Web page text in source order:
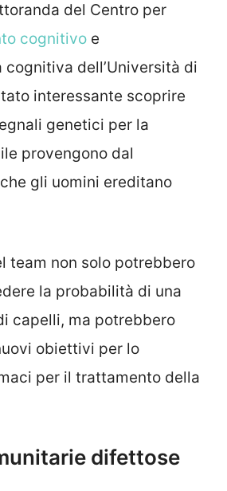
del Centro per
cognitivo e
cognitiva dell’Università di
interessante scoprire
genetici per la
provengono dal
gli uomini ereditano
team non solo potrebbero
la probabilità di una
capelli, ma potrebbero
obiettivi per lo
per il trattamento della
difettose